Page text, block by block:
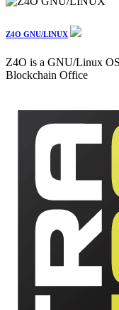
Z4O GNU/LINUX
Z4O is a GNU/Linux
Blockchain Office